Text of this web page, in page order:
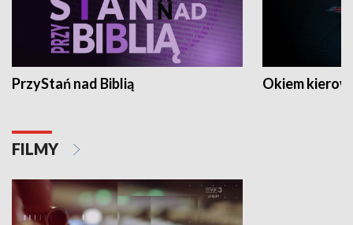
PrzyStań nad Biblią Okiem
FILMY